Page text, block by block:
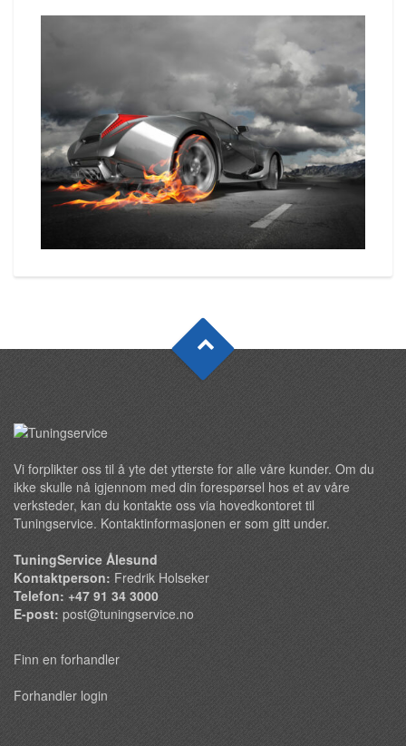
Vi forplikter oss til å yte det ytterste for alle våre kunder. Om du
ikke skulle nå igjennom med din forespørsel hos et av våre
verksteder, kan du kontakte oss via hovedkontoret til
Tuningservice. Kontaktinformasjonen er som gitt under.
TuningService Ålesund
Kontaktperson: Fredrik Holseker
Telefon: +47 91 34 3000
E-post: post@tuningservice.no
Finn en forhandler
Forhandler login